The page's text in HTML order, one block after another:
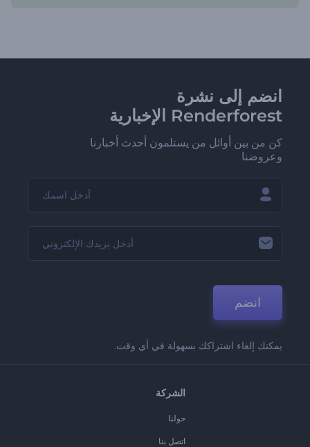
انضم إلى نشرة
Renderforest الإخبارية
كن من بين أوائل من يستلمون أحدث أخبارنا
وعروضنا
انضم
يمكنك إلغاء اشتراكك بسهولة في أي وقت.
الشركة
حولنا
اتصل بنا